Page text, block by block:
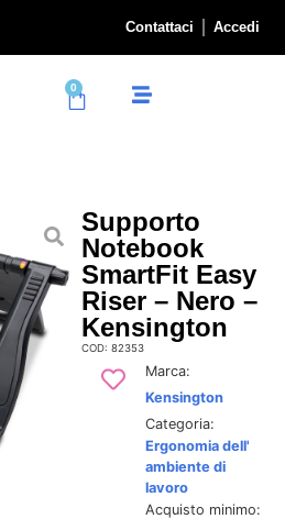
Contattaci Accedi
0
Supporto
Notebook
SmartFit Easy
Riser – Nero –
Kensington
COD: 82353
Marca:
Kensington
Categoria:
Ergonomia dell'
ambiente di
lavoro
Acquisto minimo: